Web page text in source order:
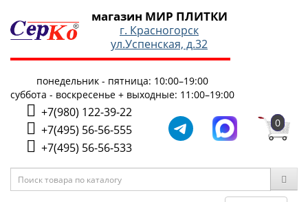
магазин МИР ПЛИТКИ
г. Красногорск
ул.Успенская, д.32
понедельник - пятница: 10:00–19:00
суббота - воскресенье + выходные: 11:00–19:00
+7(980) 122-39-22
+7(495) 56-56-555
+7(495) 56-56-533
0